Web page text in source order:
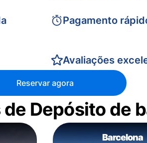
Pagamento
Avaliações
Reservar agora
Depósito de
Barcelona